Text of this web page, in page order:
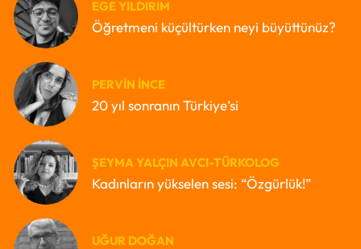
EGE YILDIRIM
Öğretmeni küçültürken neyi büyüttünüz?
PERVIN İNCE
20 yıl sonranın Türkiye’si
ŞEYMA YALÇIN AVCI-TÜRKOLOG
Kadınların yükselen sesi: “Özgürlük!”
UĞUR DOĞAN